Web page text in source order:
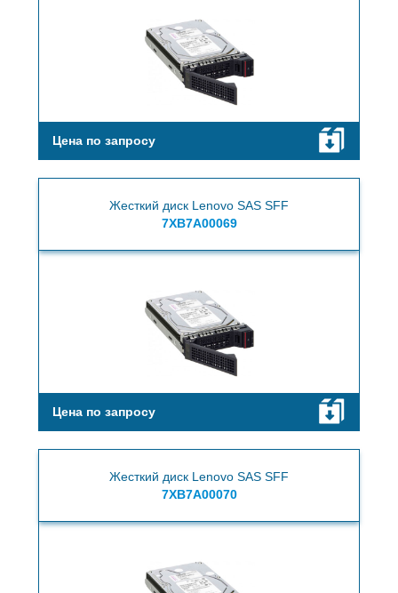
Цена по запросу
Жесткий диск Lenovo SAS SFF
7XB7A00069
Цена по запросу
Жесткий диск Lenovo SAS SFF
7XB7A00070